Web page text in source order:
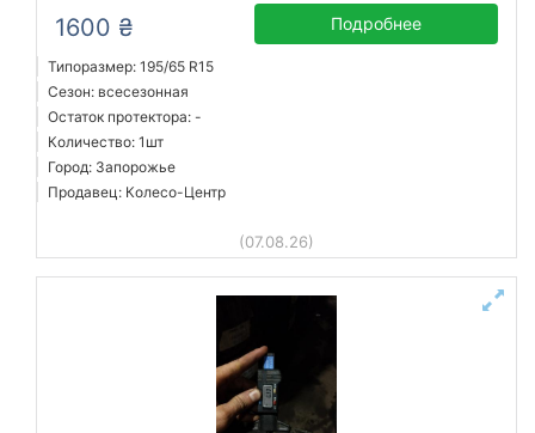
1600 ₴ Подробнее
Типоразмер: 195/65 R15
Сезон: всесезонная
Остаток протектора: -
Количество: 1шт
Город: Запорожье
Продавец: Колесо-Центр
(07.08.26)